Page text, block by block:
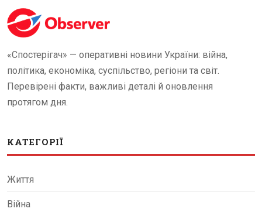
«Спостерігач» — оперативні новини України: війна,
політика, економіка, суспільство, регіони та світ.
Перевірені факти, важливі деталі й оновлення
протягом дня.
КАТЕГОРІЇ
Життя
Війна